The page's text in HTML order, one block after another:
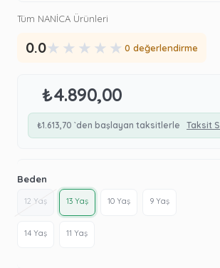
Tüm NANİCA Ürünleri
0.0★ ★ ★ ★ ★ 0 değerlendirme
₺4.890,00
₺1.613,70 `den başlayan taksitlerle Taksit
Beden
12 Yaş 13 Yaş 10 Yaş 9 Yaş
14 Yaş 11 Yaş